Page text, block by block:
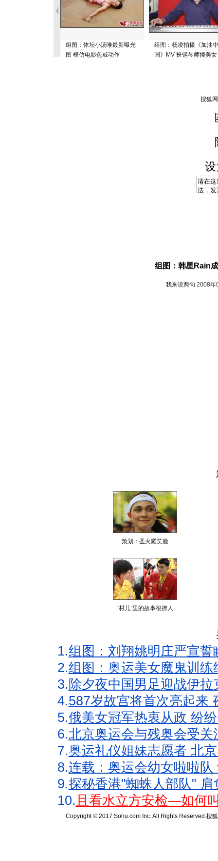
组图：体坛小汤唯最新曝光
图 模仿电影色戒动作
组图：杨凌拍摄《加油中
国》MV 扮钢琴师搂美女
组图：韩星Rain
我来说两句 2008年
策划：圣火耀笑脸
“村儿”里的故事很撩人
1.组图：刘翔姚明庄严宣
2.组图：奥运美女魔鬼训
3. 除夕夜中国男足迎战伊
4.587岁故宫将首次亮起来
5.俄美女冠军热衷从政 纷
6.北京奥运会与残奥会受
7.奥运礼仪姐妹志愿者 北
8.连载：奥运会幼女啦啦
9.探秘香港"蜘蛛人部队"
10.且看水立方安检—如何
Copyright © 2017 Sohu.com Inc. All Rights Reserved.搜